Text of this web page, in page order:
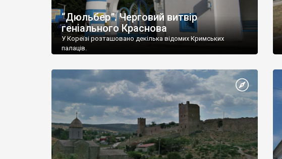
“Дюльбер”. Черговий витвір
геніального Краснова
У Кореїзі розташовано декілька відомих Кримських
палаців.